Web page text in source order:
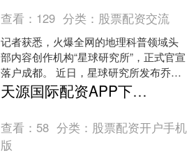
查看： 129 分类： 股票配资交流
记者获悉，火爆全网的地理科普领域头
部内容创作机构“星球研究所”，正式官宣
落户成都。 近日，星球研究所发布乔迁
视频，宣布落户成都音乐文创园，形成
北京+成都双总部布....
天源国际配资APP下载 雷军迎来高光时刻
查看： 58 分类： 股票配资开户手机
版